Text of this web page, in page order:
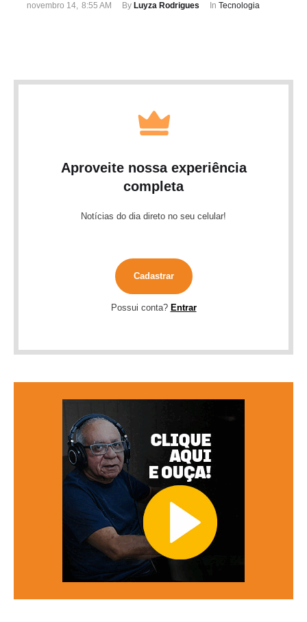
novembro 14, 8:55 AM By Luyza Rodrigues In Tecnologia
Aproveite nossa experiência
completa
Notícias do dia direto no seu celular!
Cadastrar
Possui conta? Entrar